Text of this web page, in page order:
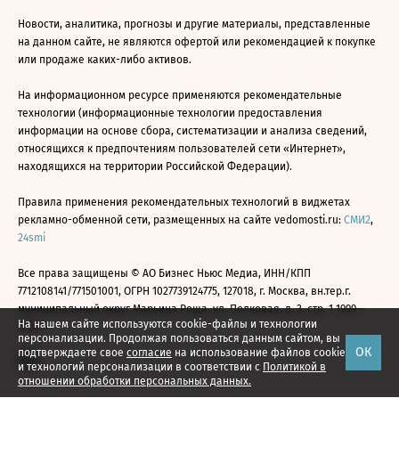
На нашем сайте используются cookie-файлы и технологии
персонализации. Продолжая пользоваться данным сайтом, вы
подтверждаете свое согласие на использование файлов cookie
и технологий персонализации в соответствии с Политикой в
отношении обработки персональных данных.
ОК
Новости, аналитика, прогнозы и другие материалы, представленные
на данном сайте, не являются офертой или рекомендацией к покупке
или продаже каких-либо активов.
На информационном ресурсе применяются рекомендательные
технологии (информационные технологии предоставления
информации на основе сбора, систематизации и анализа сведений,
относящихся к предпочтениям пользователей сети «Интернет»,
находящихся на территории Российской Федерации).
Правила применения рекомендательных технологий в виджетах
рекламно-обменной сети, размещенных на сайте vedomosti.ru: СМИ2,
24smi
Все права защищены © АО Бизнес Ньюс Медиа, ИНН/КПП
7712108141/771501001, ОГРН 1027739124775, 127018, г. Москва, вн.тер.г.
муниципальный округ Марьина Роща, ул. Полковая, д. 3, стр. 1 1999—
2026